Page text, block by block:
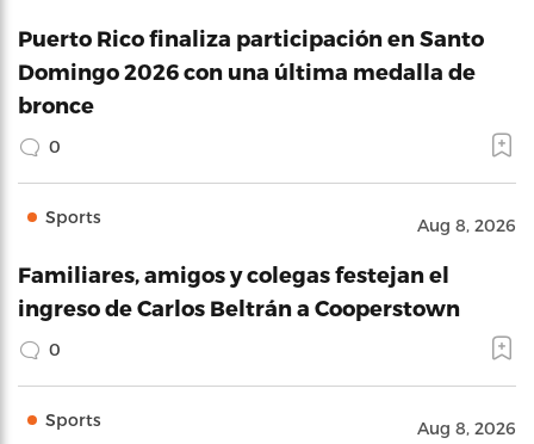
Puerto Rico finaliza participación en Santo
Domingo 2026 con una última medalla de
bronce
0
Sports Aug 8, 2026
Familiares, amigos y colegas festejan el
ingreso de Carlos Beltrán a Cooperstown
0
Sports Aug 8, 2026